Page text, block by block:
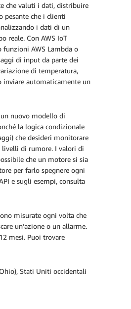
che valuti i dati, distribuire
pesante che i clienti
i dati di un
reale. Con AWS IoT
funzioni AWS Lambda o
di input da parte dei
di temperatura,
inviare automaticamente un
nuovo modello di
la logica condizionale
che desideri monitorare
livelli di rumore. I valori di
che un motore si sia
per farlo spegnere ogni
e sugli esempi, consulta
misurate ogni volta che
un’azione o un allarme.
mesi. Puoi trovare
Stati Uniti occidentali